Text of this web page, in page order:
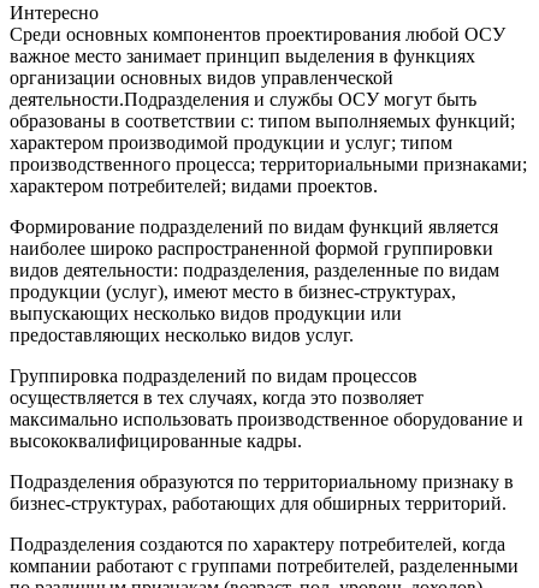
Интересно
Среди основных компонентов проектирования любой ОСУ
важное место занимает принцип выделения в функциях
организации основных видов управленческой
деятельности.Подразделения и службы ОСУ могут быть
образованы в соответствии с: типом выполняемых функций;
характером производимой продукции и услуг; типом
производственного процесса; территориальными признаками;
характером потребителей; видами проектов.
Формирование подразделений по видам функций является
наиболее широко распространенной формой группировки
видов деятельности: подразделения, разделенные по видам
продукции (услуг), имеют место в бизнес-структурах,
выпускающих несколько видов продукции или
предоставляющих несколько видов услуг.
Группировка подразделений по видам процессов
осуществляется в тех случаях, когда это позволяет
максимально использовать производственное оборудование и
высококвалифицированные кадры.
Подразделения образуются по территориальному признаку в
бизнес-структурах, работающих для обширных территорий.
Подразделения создаются по характеру потребителей, когда
компании работают с группами потребителей, разделенными